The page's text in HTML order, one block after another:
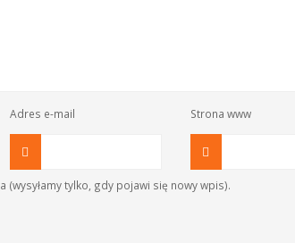
Adres e-mail Strona www
tylko, gdy pojawi się nowy wpis).